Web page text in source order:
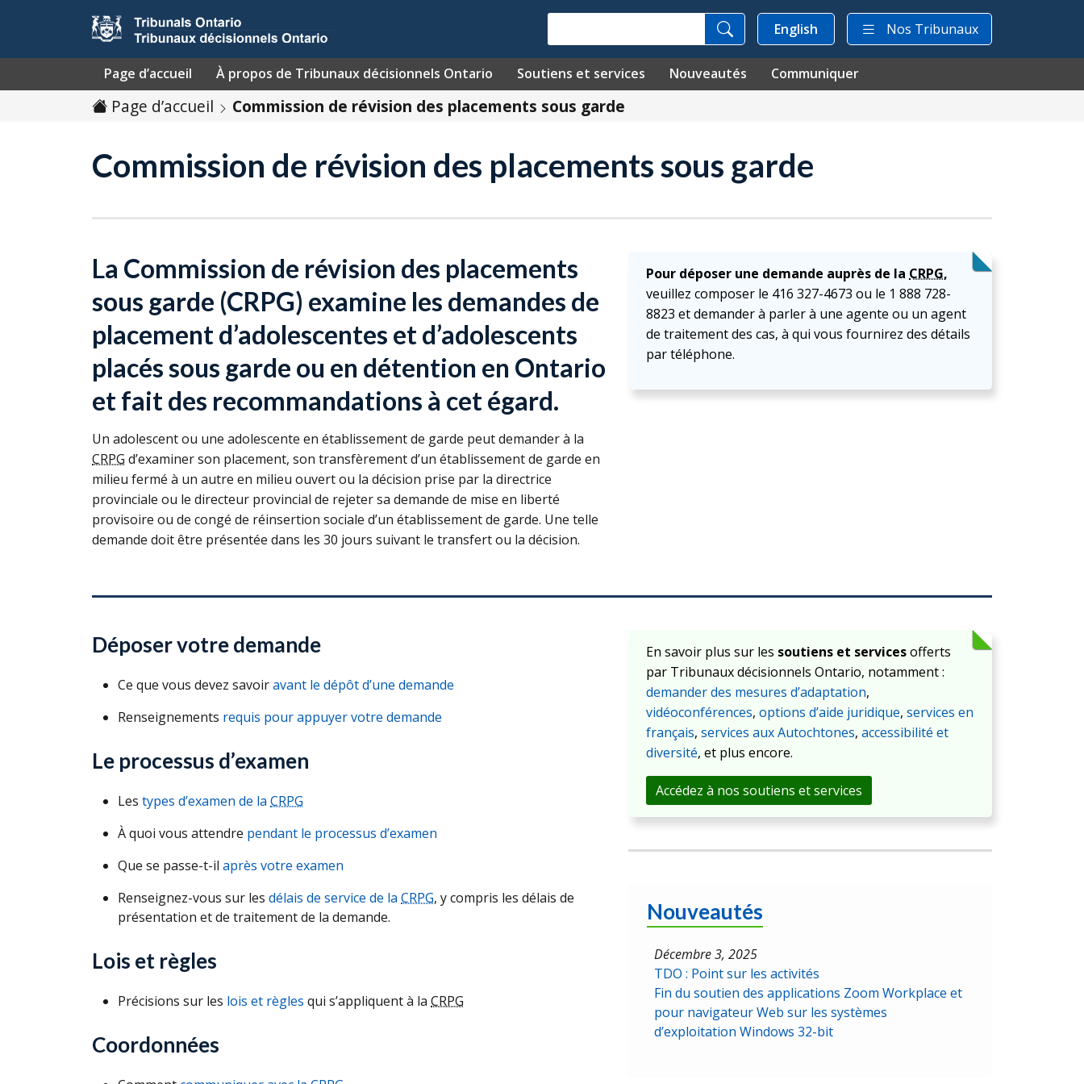
English Nos Tribunaux
Page d’accueil À propos de Tribunaux décisionnels Ontario Soutiens et services Nouveautés Communiquer
Page d’accueil Commission de révision des placements sous garde
Commission de révision des placements sous garde
La Commission de révision des placements
sous garde (CRPG) examine les demandes de
placement d’adolescentes et d’adolescents
placés sous garde ou en détention en Ontario
et fait des recommandations à cet égard.
Un adolescent ou une adolescente en établissement de garde peut demander à la
CRPG d’examiner son placement, son transfèrement d’un établissement de garde en
milieu fermé à un autre en milieu ouvert ou la décision prise par la directrice
provinciale ou le directeur provincial de rejeter sa demande de mise en liberté
provisoire ou de congé de réinsertion sociale d’un établissement de garde. Une telle
demande doit être présentée dans les 30 jours suivant le transfert ou la décision.
Pour déposer une demande auprès de la CRPG,
veuillez composer le 416 327-4673 ou le 1 888 728-
8823 et demander à parler à une agente ou un agent
de traitement des cas, à qui vous fournirez des détails
par téléphone.
Déposer votre demande
Ce que vous devez savoiravant le dépôt d’une demande
Renseignements requis pour appuyer votre demande
Le processus d’examen
Les types d’examen de la CRPG
À quoi vous attendre pendant le processus d’examen
Que se passe-t-il après votre examen
Renseignez-vous sur les délais de service de la CRPG, y compris les délais de
présentation et de traitement de la demande.
Lois et règles
Précisions sur les lois et règles qui s’appliquent à la CRPG
Coordonnées
En savoir plus sur les soutiens et servicesofferts
par Tribunaux décisionnels Ontario, notamment :
demander des mesures d’adaptation,
vidéoconférences, options d’aide juridique, services en
français, services aux Autochtones, accessibilité et
diversité, et plus encore.
Accédez à nos soutiens et services
Nouveautés
TDO : Point sur les activités
Fin du soutien des applications Zoom Workplace et
pour navigateur Web sur les systèmes
d’exploitation Windows 32-bit
Décembre 3, 2025